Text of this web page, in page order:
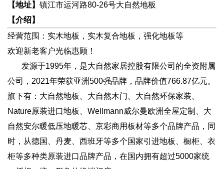
【地址】 镇江市运河路80-26号大自然地板
【介绍】
经营范围：实木地板，实木复合地板，强化地板等
欢迎新老客户光临惠顾！
发源于1995年，是大自然家居控股有限公司的全资附属
公司，2021年荣获亚洲500强品牌，品牌价值766.87亿元。
旗下有：大自然地板、大自然木门、大自然环保家装、
Nature原装进口地板、Wellmann威尔曼欧洲全屋定制、大
自然安尔暖低压地暖芯、京彩商用板材等多个品牌产品，同
时，从德国、丹麦、西班牙等多个国家引进地板、橱柜、衣
柜等多种类原装进口品牌产品，在国内拥有超过5000家统